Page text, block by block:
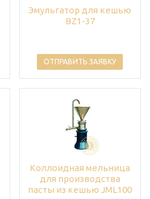
Эмульгатор для кешью
BZ1-37
ОТПРАВИТЬ ЗАЯВКУ
Коллоидная мельница
для производства
пасты из кешью JML100